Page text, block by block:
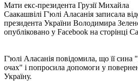
Мати екс-президента Грузії Михайла
Саакашвілі Г'юлі Аласанія записала
президента України Володимира
опубліковано у Facebook на сторінці
Г'юлі Аласанія повідомила, що її сина
очах" і попросила допомоги у
Україну.